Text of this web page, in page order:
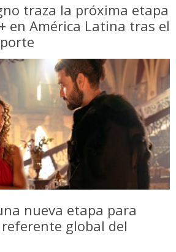
traza la próxima etapa
en América Latina tras el
nueva etapa para
global del